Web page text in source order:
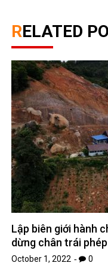
RELATED
Lập biên giới hành
dừng chân trái
October 1, 2022 0